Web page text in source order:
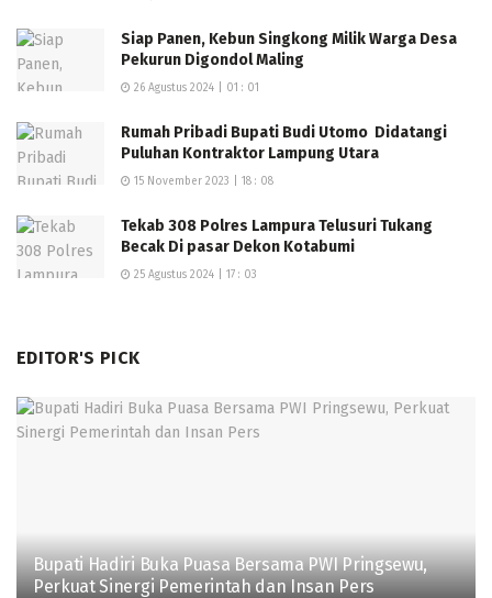
Siap Panen, Kebun Singkong Milik Warga Desa
Pekurun Digondol Maling
26 Agustus 2024 | 01 : 01
Rumah Pribadi Bupati Budi Utomo Didatangi
Puluhan Kontraktor Lampung Utara
15 November 2023 | 18 : 08
Tekab 308 Polres Lampura Telusuri Tukang
Becak Di pasar Dekon Kotabumi
25 Agustus 2024 | 17 : 03
EDITOR'S PICK
Bupati Hadiri Buka Puasa Bersama PWI Pringsewu,
Perkuat Sinergi Pemerintah dan Insan Pers